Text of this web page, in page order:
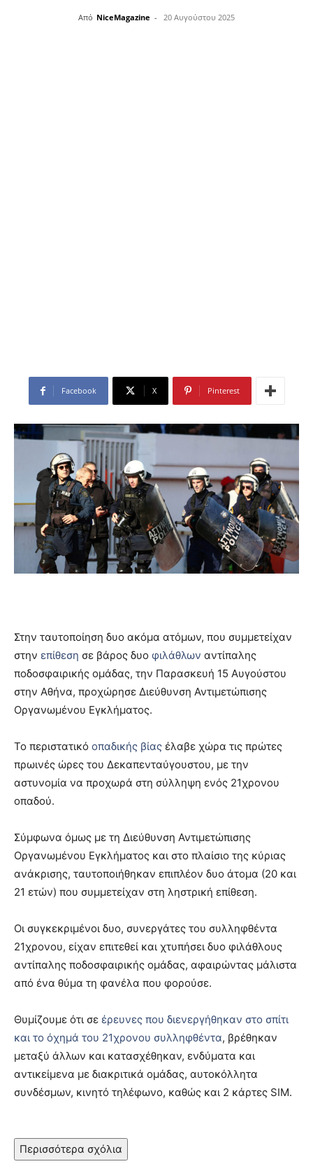
Από NiceMagazine - 20 Αυγούστου 2025
Facebook X Pinterest
Στην ταυτοποίηση δυο ακόμα ατόμων, που συμμετείχαν
στην επίθεση σε βάρος δυο φιλάθλων αντίπαλης
ποδοσφαιρικής ομάδας, την Παρασκευή 15 Αυγούστου
στην Αθήνα, προχώρησε Διεύθυνση Αντιμετώπισης
Οργανωμένου Εγκλήματος.
Το περιστατικό οπαδικής βίας έλαβε χώρα τις πρώτες
πρωινές ώρες του Δεκαπενταύγουστου, με την
αστυνομία να προχωρά στη σύλληψη ενός 21χρονου
οπαδού.
Σύμφωνα όμως με τη Διεύθυνση Αντιμετώπισης
Οργανωμένου Εγκλήματος και στο πλαίσιο της κύριας
ανάκρισης, ταυτοποιήθηκαν επιπλέον δυο άτομα (20 και
21 ετών) που συμμετείχαν στη ληστρική επίθεση.
Οι συγκεκριμένοι δυο, συνεργάτες του συλληφθέντα
21χρονου, είχαν επιτεθεί και χτυπήσει δυο φιλάθλους
αντίπαλης ποδοσφαιρικής ομάδας, αφαιρώντας μάλιστα
από ένα θύμα τη φανέλα που φορούσε.
Θυμίζουμε ότι σε έρευνες που διενεργήθηκαν στο σπίτι
και το όχημά του 21χρονου συλληφθέντα, βρέθηκαν
μεταξύ άλλων και κατασχέθηκαν, ενδύματα και
αντικείμενα με διακριτικά ομάδας, αυτοκόλλητα
συνδέσμων, κινητό τηλέφωνο, καθώς και 2 κάρτες SIM.
Περισσότερα σχόλια